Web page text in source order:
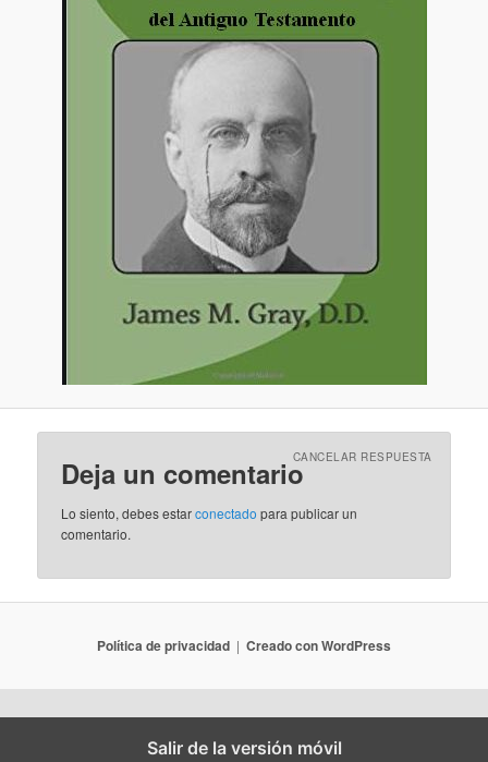
Deja un comentarioCANCELAR RESPUESTA
Lo siento, debes estarconectado para publicar un
comentario.
Política de privacidad Creado con WordPress
Salir de la versión móvil